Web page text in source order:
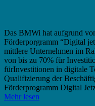
Das BMWi hat aufgrund
Förderporgramm “Digital
mittlere Unternehmen im
von bis zu 70% für
fürInvestitionen in digitale
Qualifizierung der
Förderprogramm Digital
Mehr lesen